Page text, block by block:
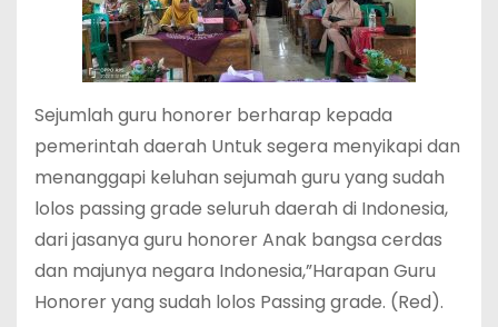
Sejumlah guru honorer berharap kepada
pemerintah daerah Untuk segera menyikapi dan
menanggapi keluhan sejumah guru yang sudah
lolos passing grade seluruh daerah di Indonesia,
dari jasanya guru honorer Anak bangsa cerdas
dan majunya negara Indonesia,”Harapan Guru
Honorer yang sudah lolos Passing grade. (Red).